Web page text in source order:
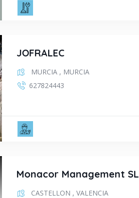
JOFRALEC
MURCIA , MURCIA
627824443
Monacor Management SL
CASTELLON , VALENCIA